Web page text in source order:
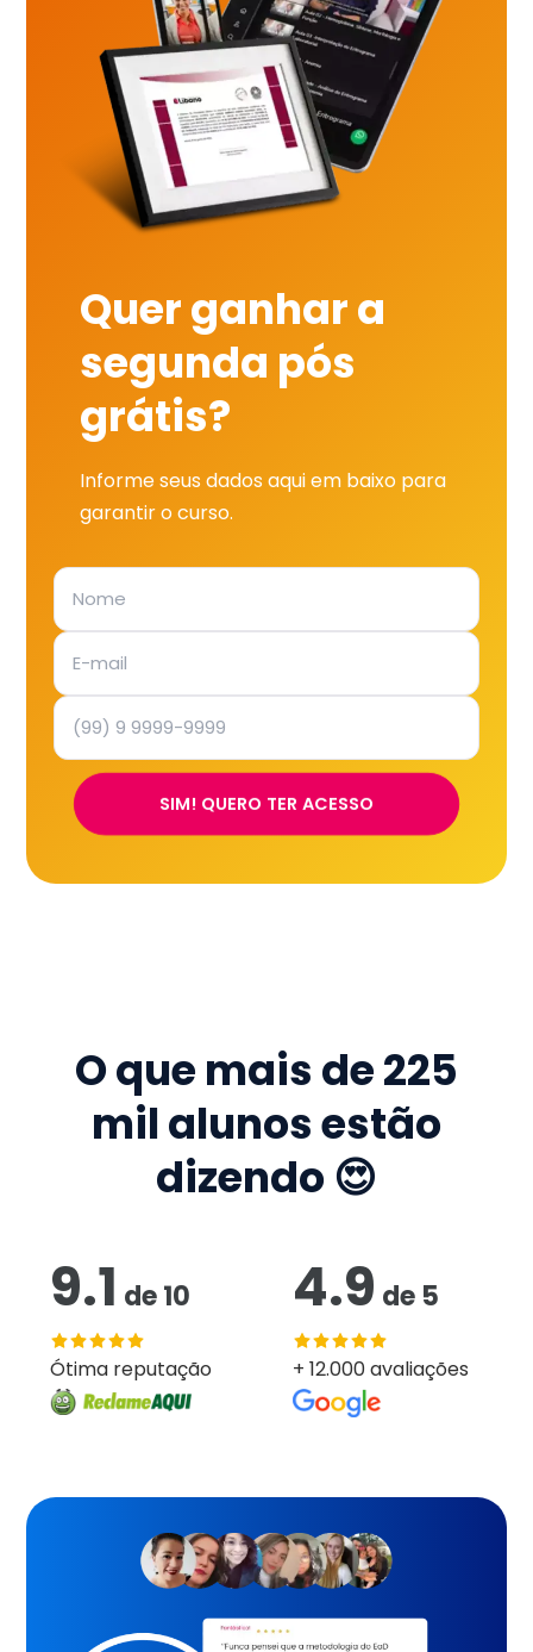
Quer ganhar a
segunda pós
grátis?
Informe seus dados aqui em baixo para
garantir o curso.
SIM! QUERO TER ACESSO
O que mais de225
mil alunos estão
dizendo 😍
9.1 de10
Ótima reputação
4.9 de 5
+ 12.000 avaliações